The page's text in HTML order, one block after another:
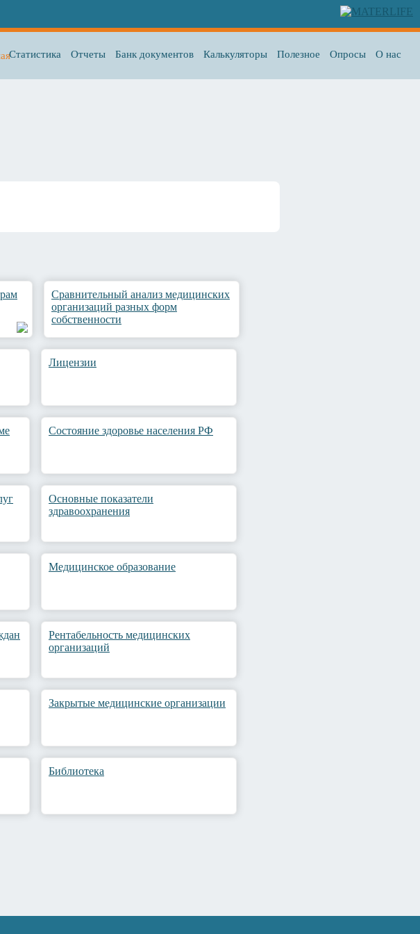
Статистика Отчеты Банк документов Калькуляторы Полезное Опросы О нас
Сравнительный анализ медицинских
организаций разных форм
собственности
Лицензии
Состояние здоровье населения РФ
Основные показатели
здравоохранения
Медицинское образование
Рентабельность медицинских
организаций
Закрытые медицинские организации
Библиотека